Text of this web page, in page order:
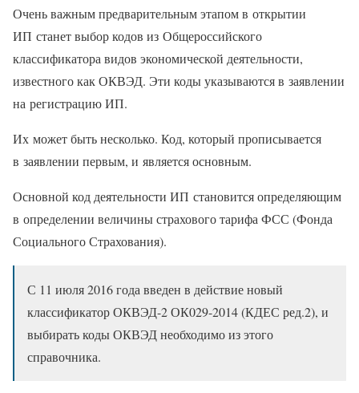
Очень важным предварительным этапом в открытии
ИП станет выбор кодов из Общероссийского
классификатора видов экономической деятельности,
известного как ОКВЭД. Эти коды указываются в заявлении
на регистрацию ИП.
Их может быть несколько. Код, который прописывается
в заявлении первым, и является основным.
Основной код деятельности ИП становится определяющим
в определении величины страхового тарифа ФСС (Фонда
Социального Страхования).
С 11 июля 2016 года введен в действие новый
классификатор ОКВЭД-2 ОК029-2014 (КДЕС ред.2), и
выбирать коды ОКВЭД необходимо из этого
справочника.